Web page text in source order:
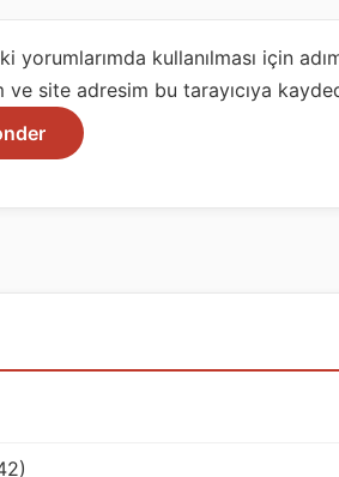
yorumlarımda kullanılması için
ve site adresim bu tarayıcıya